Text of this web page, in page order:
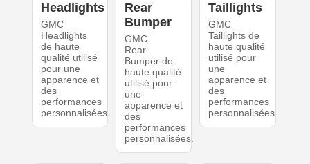
Headlights
GMC
Headlights
de haute
qualité utilisé
pour une
apparence et
des
performances
personnalisées.
Rear
Bumper
GMC
Rear
Bumper de
haute qualité
utilisé pour
une
apparence et
des
performances
personnalisées.
Taillights
GMC
Taillights de
haute qualité
utilisé pour
une
apparence et
des
performances
personnalisées.